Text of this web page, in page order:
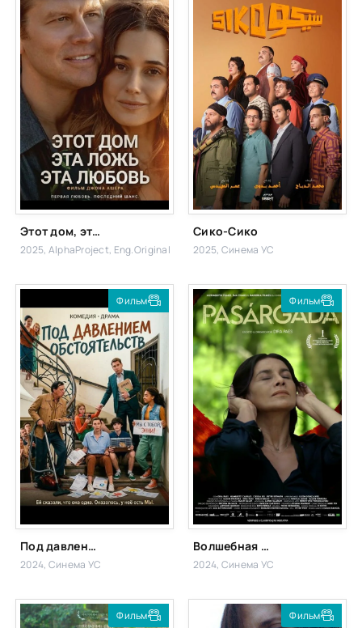
Этот дом, эта ложь, эта любовь
2025, AlphaProject, Eng.Original
Сико-Сико
2025, Синема УС
Фильм
Под давлением обстоятельств
2024, Синема УС
Фильм
Волшебная страна
2024, Синема УС
Фильм Фильм